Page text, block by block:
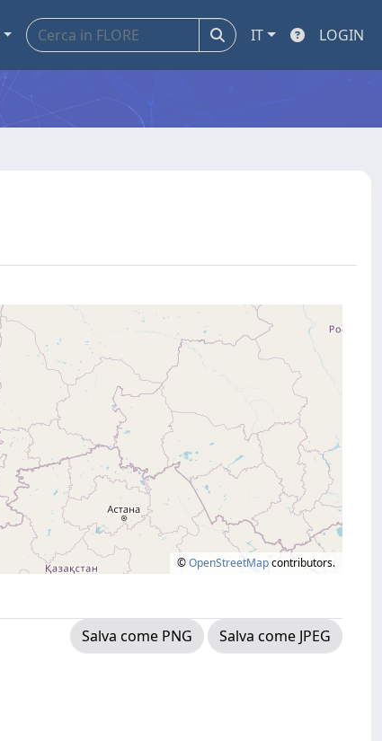
IT LOGIN
©OpenStreetMapcontributors.
Salva come PNG
Salva come JPEG